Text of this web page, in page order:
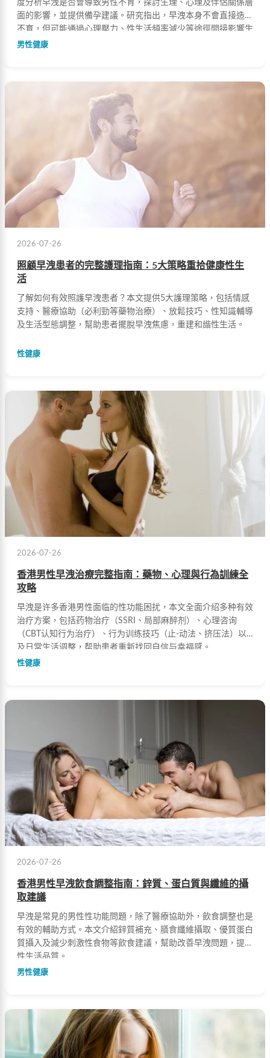
度分析早洩是否會導致男性不育，探討生理、心理及伴侶關係層
面的影響，並提供備孕建議。研究指出，早洩本身不會直接造成
不育，但可能通過心理壓力、性生活頻率減少等途徑間接影響生
育計劃。
男性健康
2026-07-26
照顧早洩患者的完整護理指南：5大策略重拾健康性生
活
了解如何有效照護早洩患者？本文提供5大護理策略，包括情感
支持、醫療協助（必利勁等藥物治療）、放鬆技巧、性知識輔導
及生活型態調整，幫助患者擺脫早洩焦慮，重建和諧性生活。
性健康
2026-07-26
香港男性早洩治療完整指南：藥物、心理與行為訓練全
攻略
早洩是许多香港男性面临的性功能困扰，本文全面介绍多种有效
治疗方案，包括药物治疗（SSRI、局部麻醉剂）、心理咨询
（CBT认知行为治疗）、行为训练技巧（止-动法、挤压法）以
及日常生活调整，帮助患者重新找回自信与幸福感。
性健康
2026-07-26
香港男性早洩飲食調整指南：鋅質、蛋白質與纖維的攝
取建議
早洩是常見的男性性功能問題，除了醫療協助外，飲食調整也是
有效的輔助方式。本文介紹鋅質補充、膳食纖維攝取、優質蛋白
質攝入及減少刺激性食物等飲食建議，幫助改善早洩問題，提升
性生活品質。
男性健康